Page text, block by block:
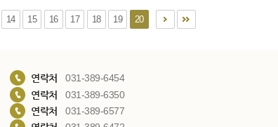
14 15 16 17 18 19 20
연락처
031-389-6454
연락처
031-389-6350
연락처
031-389-6577